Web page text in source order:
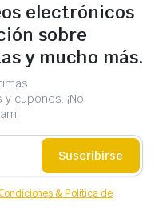
electrónicos
sobre
y mucho más.
cupones. ¡No
Suscribirse
& Política de